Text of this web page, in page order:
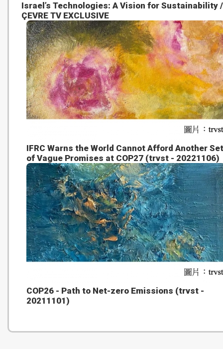
Israel’s Technologies: A Vision for Sustainability /
ÇEVRE TV EXCLUSIVE
IFRC Warns the World Cannot Afford Another Set
of Vague Promises at COP27 (trvst - 20221106)
COP26 - Path to Net-zero Emissions (trvst -
20211101)